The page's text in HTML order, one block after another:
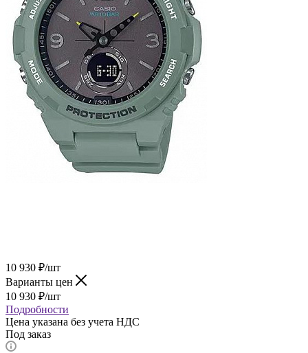
10 930 ₽/шт
Варианты цен
10 930 ₽/шт
Подробности
Цена указана без учета НДС
Под заказ